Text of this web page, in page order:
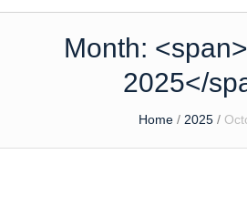
Month:
2025</
Home / 2025 /